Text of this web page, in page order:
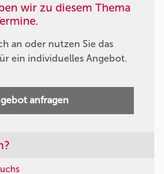
wir zu diesem Thema
an oder nutzen Sie das
ein individuelles Angebot.
anfragen